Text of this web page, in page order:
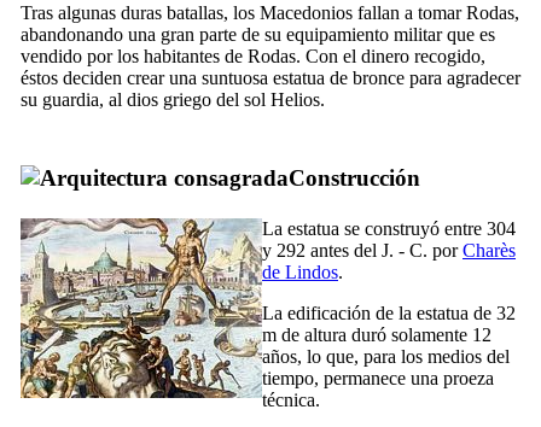
Tras algunas duras batallas, los Macedonios fallan a tomar Rodas,
abandonando una gran parte de su equipamiento militar que es
vendido por los habitantes de Rodas. Con el dinero recogido,
éstos deciden crear una suntuosa estatua de bronce para agradecer
su guardia, al dios griego del sol Helios.
Construcción
La estatua se construyó entre 304
y 292 antes del J. - C. porCharès
de Lindos.
La edificación de la estatua de 32
m de altura duró solamente 12
años, lo que, para los medios del
tiempo, permanece una proeza
técnica.